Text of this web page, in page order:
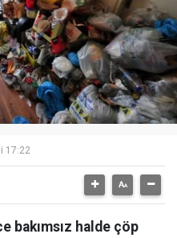
17:22
bakımsız halde çöp